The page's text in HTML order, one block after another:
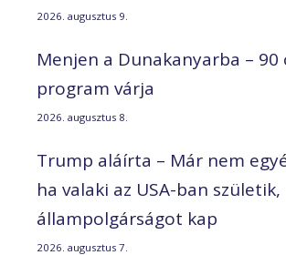
2026. augusztus 9.
Menjen a Dunakanyarba – 90
program várja
2026. augusztus 8.
Trump aláírta – Már nem
ha valaki az USA-ban születik,
állampolgárságot kap
2026. augusztus 7.